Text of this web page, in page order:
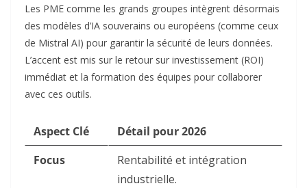
Les PME comme les grands groupes intègrent désormais
des modèles d’IA souverains ou européens (comme ceux
de Mistral AI) pour garantir la sécurité de leurs données.
L’accent est mis sur le retour sur investissement (ROI)
immédiat et la formation des équipes pour collaborer
avec ces outils.
Aspect Clé
Détail pour 2026
Focus
Rentabilité et intégration
industrielle.